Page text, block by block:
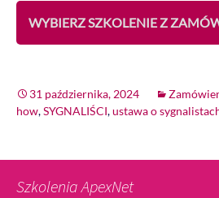
WYBIERZ SZKOLENIE Z
31 października, 2024
how,SYGNALIŚCI,ustawa o
Szkolenia ApexNet